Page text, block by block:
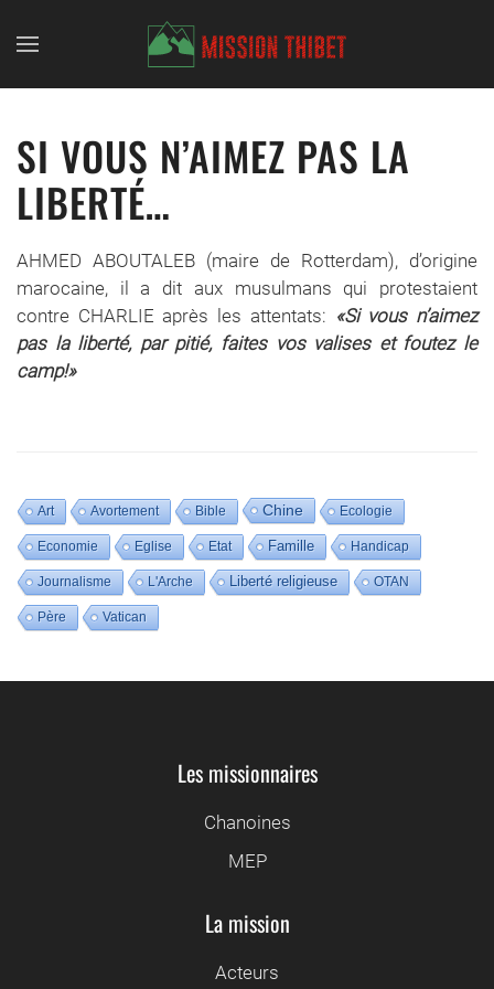
Skip to main content
SI VOUS N’AIMEZ PAS LA
LIBERTÉ…
AHMED ABOUTALEB (maire de Rotterdam), d’origine
marocaine, il a dit aux musulmans qui protestaient
contre CHARLIE après les attentats: «Si vous n’aimez
pas la liberté, par pitié, faites vos valises et foutez le
camp!»
Art Avortement Bible Chine Ecologie
Economie Eglise Etat Famille Handicap
Journalisme L'Arche Liberté religieuse OTAN
Père Vatican
Les missionnaires
Chanoines
MEP
La mission
Acteurs